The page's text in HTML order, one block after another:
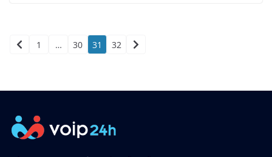
1 … 30 31 32